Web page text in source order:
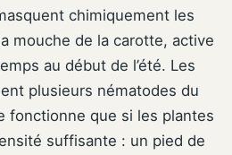
chimiquement les
mouche de la carotte, active
au début de l’été. Les
plusieurs nématodes du
fonctionne que si les plantes
suffisante : un pied de